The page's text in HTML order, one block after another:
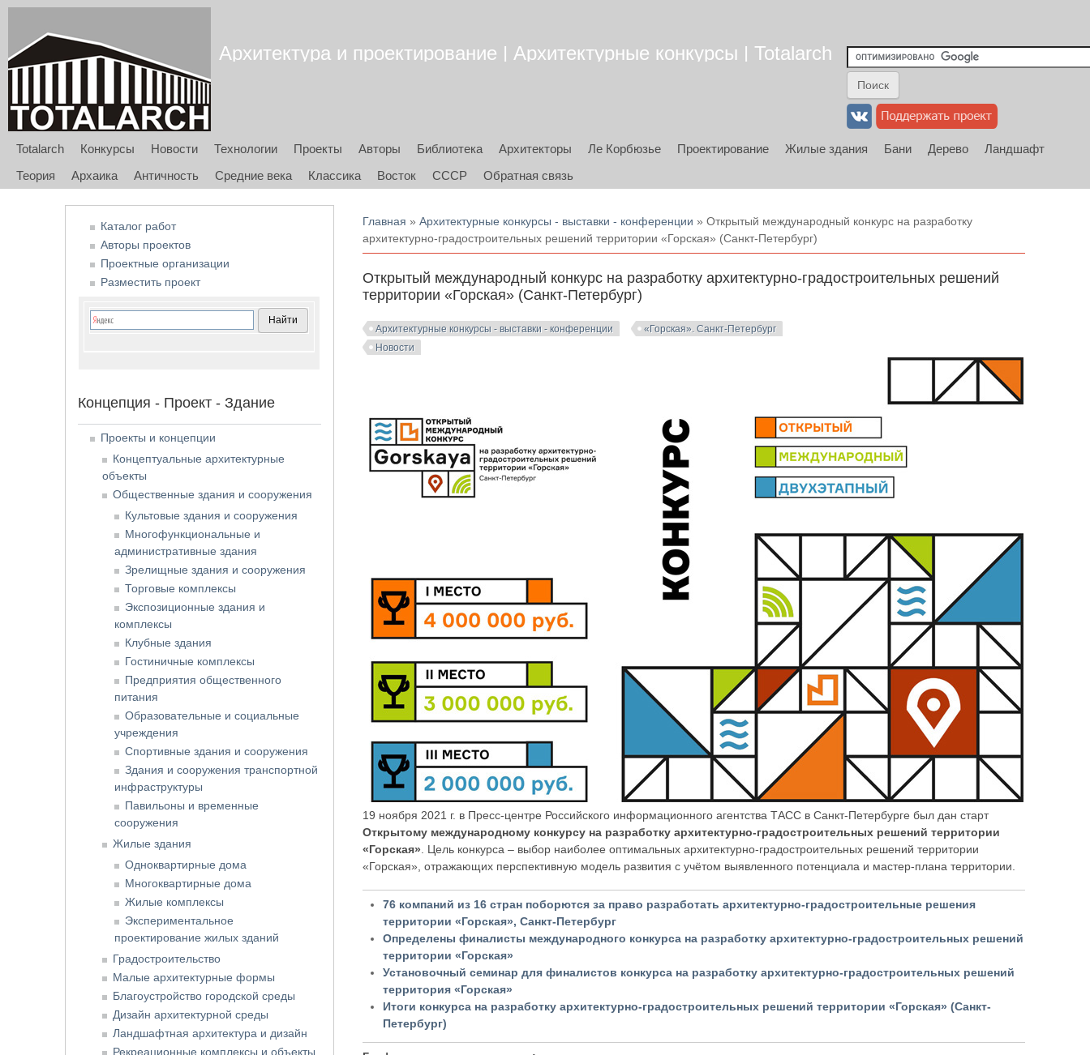
Архитектура и проектирование | Архитектурные конкурсы | Totalarch
Totalarch Конкурсы Новости Технологии Проекты Авторы Библиотека Архитекторы Ле Корбюзье Проектирование Жилые здания Бани Дерево
Ландшафт
Теория
Архаика Античность Средние века Классика Восток СССР Обратная связь
Вы здесь
Главная »Архитектурные конкурсы - выставки - конференции » Открытый международный конкурс на разработку
архитектурно-градостроительных решений территории «Горская» (Санкт-Петербург)
Открытый международный конкурс на разработку архитектурно-градостроительных решений
территории «Горская» (Санкт-Петербург)
Архитектурные конкурсы - выставки - конференции
«Горская». Санкт-Петербург
Новости
19 ноября 2021 г. в Пресс-центре Российского информационного агентства ТАСС в Санкт-Петербурге был дан старт
Открытому международному конкурсу на разработку архитектурно-градостроительных решений территории
«Горская» . Цель конкурса – выбор наиболее оптимальных архитектурно-градостроительных решений территории
«Горская», отражающих перспективную модель развития с учётом выявленного потенциала и мастер-плана территории.
76 компаний из 16 стран поборются за право разработать архитектурно-градостроительные решения
территории «Горская», Санкт-Петербург
Определены финалисты международного конкурса на разработку архитектурно-градостроительных решений
территории «Горская»
Установочный семинар для финалистов конкурса на разработку архитектурно-градостроительных решений
территория «Горская»
Итоги конкурса на разработку архитектурно-градостроительных решений территории «Горская» (Санкт-
Петербург)
Каталог работ
Авторы проектов
Проектные организации
Разместить проект
Концепция - Проект - Здание
Проекты и концепции
Концептуальные архитектурные
объекты
Общественные здания и сооружения
Культовые здания и сооружения
Многофункциональные и
административные здания
Зрелищные здания и сооружения
Торговые комплексы
Экспозиционные здания и
комплексы
Клубные здания
Гостиничные комплексы
Предприятия общественного
питания
Образовательные и социальные
учреждения
Спортивные здания и сооружения
Здания и сооружения транспортной
инфраструктуры
Павильоны и временные
сооружения
Жилые здания
Одноквартирные дома
Многоквартирные дома
Жилые комплексы
Экспериментальное
проектирование жилых зданий
Градостроительство
Малые архитектурные формы
Благоустройство городской среды
Дизайн архитектурной среды
Ландшафтная архитектура и дизайн
Рекреационные комплексы и объекты